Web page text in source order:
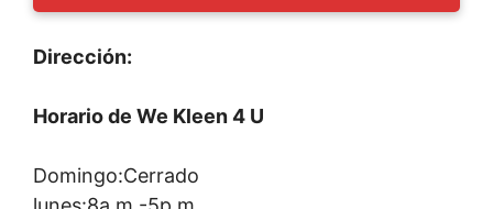
Dirección:
Horario de We Kleen 4 U
Domingo:Cerrado